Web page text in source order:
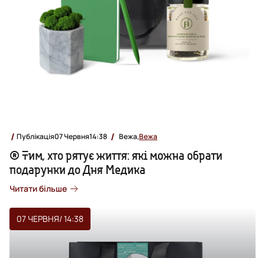
Публікація07 Червня14:38 Вежа,Вежа
® Тим, хто рятує життя: які можна обрати
подарунки до Дня Медика
Читати більше
07 ЧЕРВНЯ/ 14:38